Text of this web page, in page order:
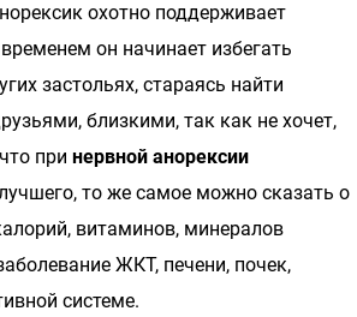
охотно поддерживает
он начинает избегать
застольях, стараясь найти
близкими, так как не хочет,
при нервной анорексии
то же самое можно сказать о
витаминов, минералов
ЖКТ, печени, почек,
системе.